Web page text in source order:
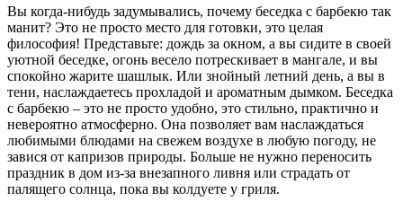
Вы когда-нибудь задумывались, почему беседка с барбекю так
манит? Это не просто место для готовки, это целая
философия! Представьте: дождь за окном, а вы сидите в своей
уютной беседке, огонь весело потрескивает в мангале, и вы
спокойно жарите шашлык. Или знойный летний день, а вы в
тени, наслаждаетесь прохладой и ароматным дымком. Беседка
с барбекю – это не просто удобно, это стильно, практично и
невероятно атмосферно. Она позволяет вам наслаждаться
любимыми блюдами на свежем воздухе в любую погоду, не
завися от капризов природы. Больше не нужно переносить
праздник в дом из-за внезапного ливня или страдать от
палящего солнца, пока вы колдуете у гриля.